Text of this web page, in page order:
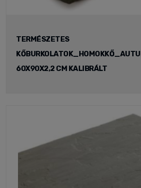
TERMÉSZETES
60X90X2,2 CM KALIBRÁLT